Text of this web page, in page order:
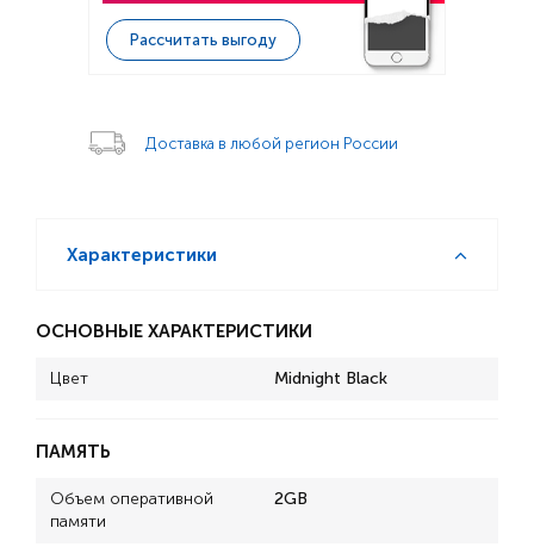
Рассчитать выгоду
Доставка в любой регион России
Характеристики
ОСНОВНЫЕ ХАРАКТЕРИСТИКИ
Цвет Midnight Black
ПАМЯТЬ
Объем оперативной
памяти
2GB